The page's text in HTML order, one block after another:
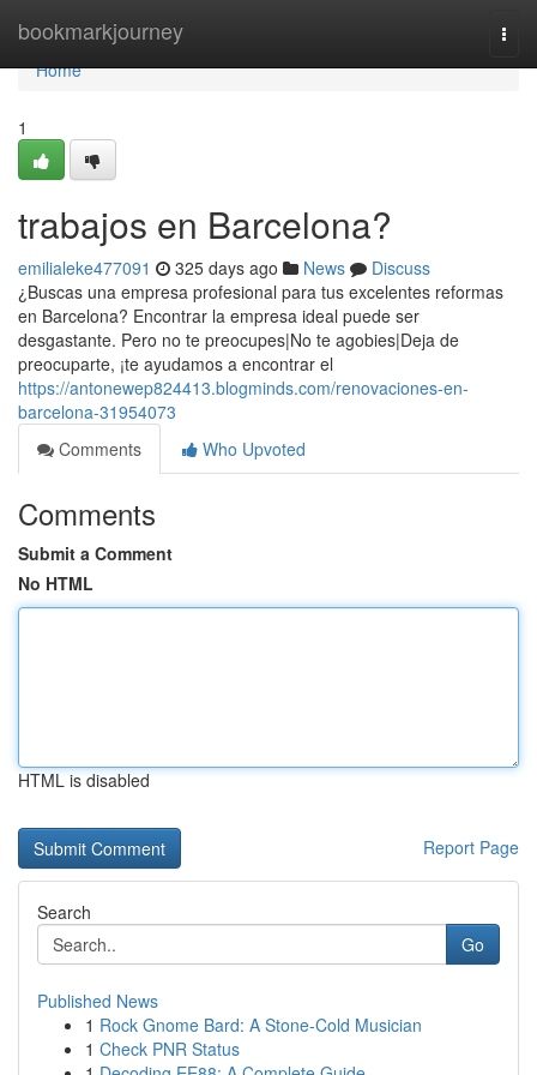
bookmarkjourney
Home
Home
1
trabajos en Barcelona?
emilialeke477091 325 days ago News
Discuss
¿Buscas una empresa profesional para tus excelentes reformas
en Barcelona? Encontrar la empresa ideal puede ser
desgastante. Pero no te preocupes|No te agobies|Deja de
preocuparte, ¡te ayudamos a encontrar el
https://antonewep824413.blogminds.com/renovaciones-en-
barcelona-31954073
Comments
Who Upvoted
Comments
Submit a Comment
No HTML
HTML is disabled
Report Page
Search
Go
Published News
1 Rock Gnome Bard: A Stone-Cold Musician
1 Check PNR Status